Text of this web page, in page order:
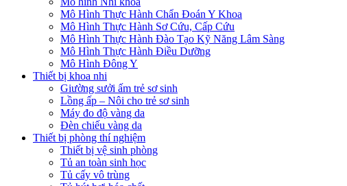
Mô Hình Thực Hành Chẩn Đoán Y Khoa
Mô Hình Thực Hành Sơ Cứu, Cấp Cứu
Mô Hình Thực Hành Đào Tạo Kỹ Năng Lâm Sàng
Mô Hình Thực Hành Điều Dưỡng
Mô Hình Đông Y
Thiết bị khoa nhi
Giường sưởi ấm trẻ sơ sinh
Lồng ấp – Nôi cho trẻ sơ sinh
Máy đo độ vàng da
Đèn chiếu vàng da
Thiết bị phòng thí nghiệm
Thiết bị vệ sinh phòng
Tủ an toàn sinh học
Tủ cấy vô trùng